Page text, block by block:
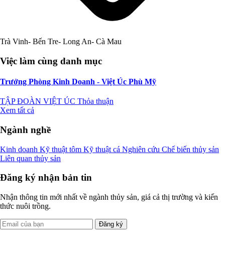
Trà Vinh- Bến Tre- Long An- Cà Mau
Việc làm cùng danh mục
Trưởng Phòng Kinh Doanh - Việt Úc Phù Mỹ
TẬP ĐOÀN VIỆT ÚC Thỏa thuận
Xem tất cả
Ngành nghề
Kinh doanh Kỹ thuật tôm Kỹ thuật cá Nghiên cứu Chế biến thủy sản
Liên quan thủy sản
Đăng ký nhận bản tin
Nhận thông tin mới nhất về ngành thủy sản, giá cả thị trường và kiến
thức nuôi trồng.
Đăng ký